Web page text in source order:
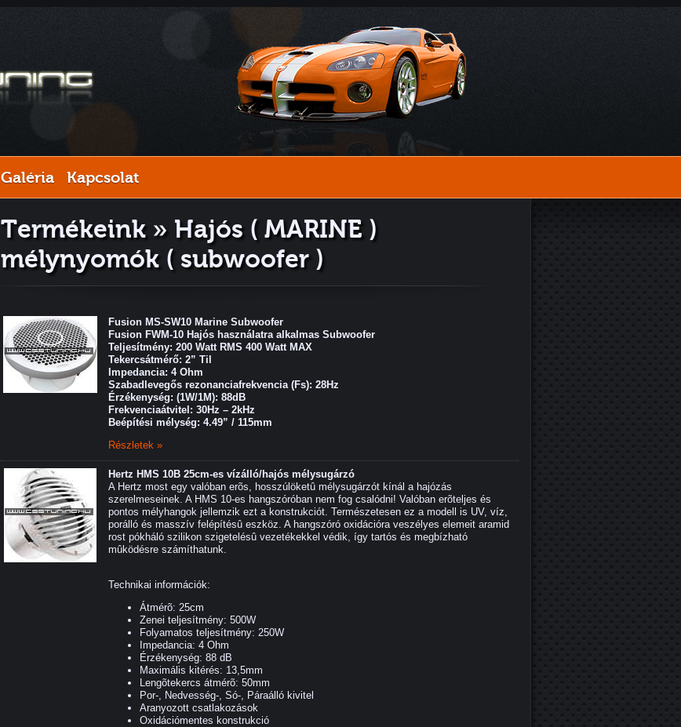
Galéria Kapcsolat
Termékeink » Hajós ( MARINE )
mélynyomók ( subwoofer )
Fusion MS-SW10 Marine Subwoofer
Fusion FWM-10 Hajós használatra alkalmas Subwoofer
Teljesítmény: 200 Watt RMS 400 Watt MAX
Tekercsátmérő: 2” Til
Impedancia: 4 Ohm
Szabadlevegős rezonanciafrekvencia (Fs): 28Hz
Érzékenység: (1W/1M): 88dB
Frekvenciaátvitel: 30Hz – 2kHz
Beépítési mélység: 4.49” / 115mm
Részletek »
Hertz HMS 10B 25cm-es vízálló/hajós mélysugárzó
A Hertz most egy valóban erõs, hosszúlöketû mélysugárzót kínál a hajózás
szerelmeseinek. A HMS 10-es hangszóróban nem fog csalódni! Valóban erõteljes és
pontos mélyhangok jellemzik ezt a konstrukciót. Természetesen ez a modell is UV, víz,
porálló és masszív felépítésû eszköz. A hangszóró oxidációra veszélyes elemeit aramid
rost pókháló szilikon szigetelésû vezetékekkel védik, így tartós és megbízható
mûködésre számíthatunk.
Technikai információk:
Átmérõ: 25cm
Zenei teljesítmény: 500W
Folyamatos teljesítmény: 250W
Impedancia: 4 Ohm
Érzékenység: 88 dB
Maximális kitérés: 13,5mm
Lengõtekercs átmérõ: 50mm
Por-, Nedvesség-, Só-, Páraálló kivitel
Aranyozott csatlakozások
Oxidációmentes konstrukció